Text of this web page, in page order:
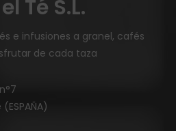
Té S.L.
e infusiones a granel, cafés
de cada taza